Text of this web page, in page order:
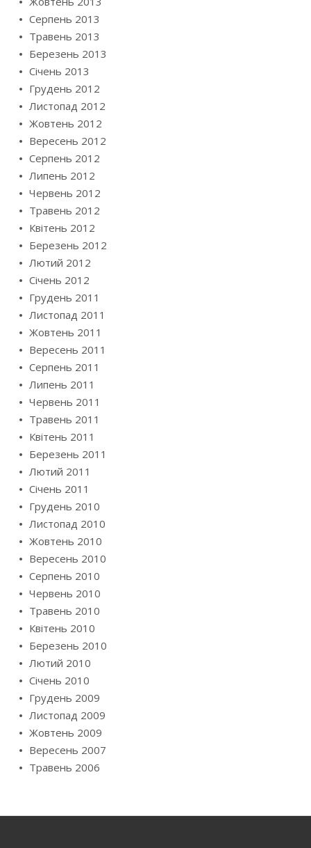
Серпень 2013
Травень 2013
Березень 2013
Січень 2013
Грудень 2012
Листопад 2012
Жовтень 2012
Вересень 2012
Серпень 2012
Липень 2012
Червень 2012
Травень 2012
Квітень 2012
Березень 2012
Лютий 2012
Січень 2012
Грудень 2011
Листопад 2011
Жовтень 2011
Вересень 2011
Серпень 2011
Липень 2011
Червень 2011
Травень 2011
Квітень 2011
Березень 2011
Лютий 2011
Січень 2011
Грудень 2010
Листопад 2010
Жовтень 2010
Вересень 2010
Серпень 2010
Червень 2010
Травень 2010
Квітень 2010
Березень 2010
Лютий 2010
Січень 2010
Грудень 2009
Листопад 2009
Жовтень 2009
Вересень 2007
Травень 2006